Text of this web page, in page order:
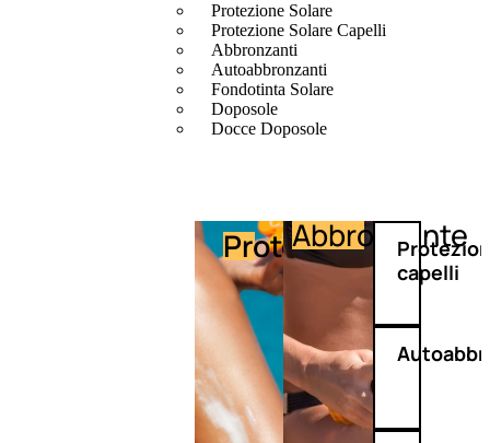
Protezione Solare
Protezione Solare Capelli
Abbronzanti
Autoabbronzanti
Fondotinta Solare
Doposole
Docce Doposole
Protezione
Abbronzante
capelli